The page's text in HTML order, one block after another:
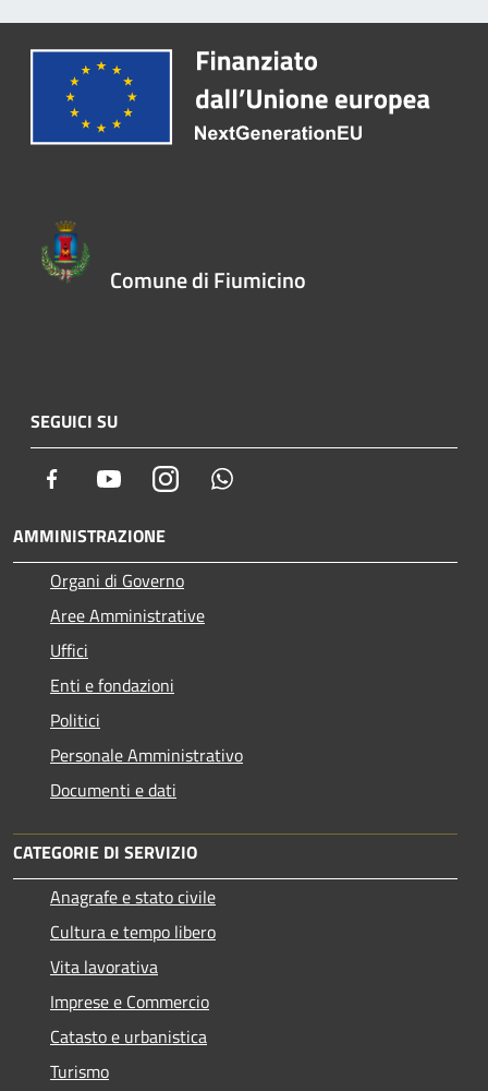
Comune di Fiumicino
SEGUICI SU
Facebook YoutubeInstagram
AMMINISTRAZIONE
Organi di Governo
Aree Amministrative
Uffici
Enti e fondazioni
Politici
Personale Amministrativo
Documenti e dati
CATEGORIE DI SERVIZIO
Anagrafe e stato civile
Cultura e tempo libero
Vita lavorativa
Imprese e Commercio
Catasto e urbanistica
Turismo